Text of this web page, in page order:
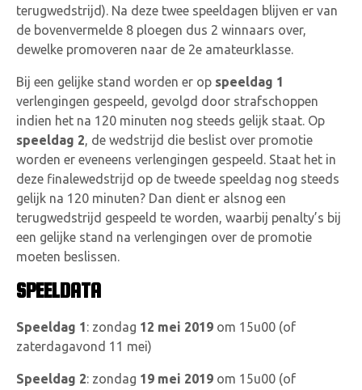
terugwedstrijd). Na deze twee speeldagen blijven er van
de bovenvermelde 8 ploegen dus 2 winnaars over,
dewelke promoveren naar de 2e amateurklasse.
Bij een gelijke stand worden er op speeldag 1
verlengingen gespeeld, gevolgd door strafschoppen
indien het na 120 minuten nog steeds gelijk staat. Op
speeldag 2, de wedstrijd die beslist over promotie
worden er eveneens verlengingen gespeeld. Staat het in
deze finalewedstrijd op de tweede speeldag nog steeds
gelijk na 120 minuten? Dan dient er alsnog een
terugwedstrijd gespeeld te worden, waarbij penalty’s bij
een gelijke stand na verlengingen over de promotie
moeten beslissen.
SPEELDATA
Speeldag 1 : zondag 12 mei 2019 om 15u00 (of
zaterdagavond 11 mei)
Speeldag 2: zondag 19 mei 2019 om 15u00 (of